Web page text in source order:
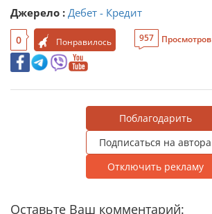
Джерело : Дебет - Кредит
0 Понравилось 957 Просмотров
Поблагодарить
Подписаться на автора
Отключить рекламу
Оставьте Ваш комментарий: